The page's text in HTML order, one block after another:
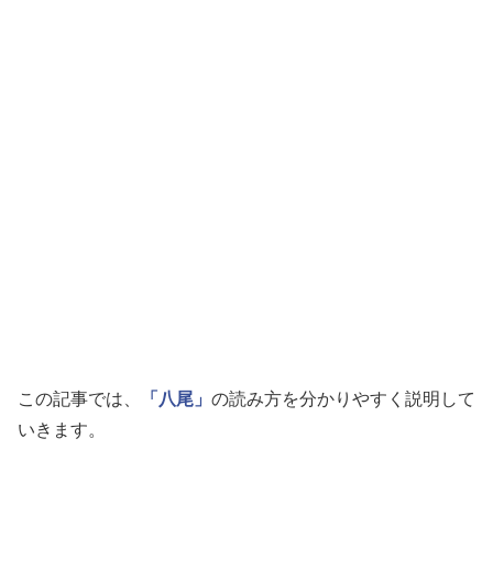
この記事では、 「八尾」 の読み方を分かりやすく説明して
いきます。